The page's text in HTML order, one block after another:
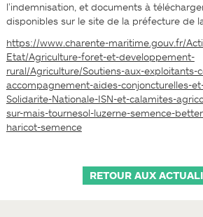
l’indemnisation, et documents à
disponibles sur le site de la préfecture de
https://www.charente-maritime.gouv.fr/
Etat/Agriculture-foret-et-developpement-
rural/Agriculture/Soutiens-aux-exploitants-
accompagnement-aides-conjoncturelles-
Solidarite-Nationale-ISN-et-calamites-
sur-mais-tournesol-luzerne-semence-
haricot-semence
RETOUR AUX